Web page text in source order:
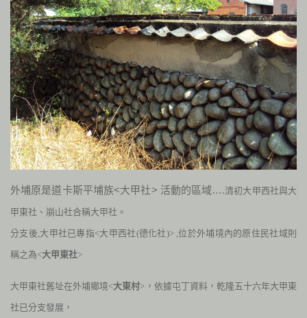
外埔原是道卡斯平埔族<大甲社> 活動的區域….清初大甲西社與大
甲東社、 崩山社合稱大甲社。
分支後,大甲社已專指<大甲西社(德化社)> ,位於外埔境內的原住民社域則
稱之為<大甲東社>
大甲東社舊址在外埔鄉境<大東村>， 依據屯丁資料，乾隆五十六年大甲東
社已分支發展，